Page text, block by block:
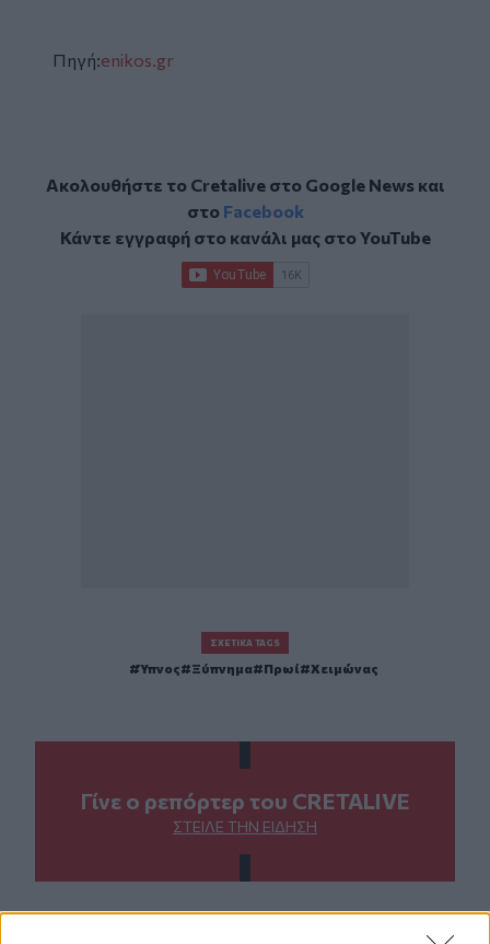
Πηγή:enikos.gr
Ακολουθήστε το Cretalive στο Google Newsκαι
στο Facebook
Κάντε εγγραφή στο κανάλι μας στοYouTube
ΣΧΕΤΙΚΆ TAGS
Ύπνος Ξύπνημα Πρωί Χειμώνας
Γίνε ο ρεπόρτερ του CRETALIVE
ΣΤΕΊΛΕ ΤΗΝ ΕΊΔΗΣΗ